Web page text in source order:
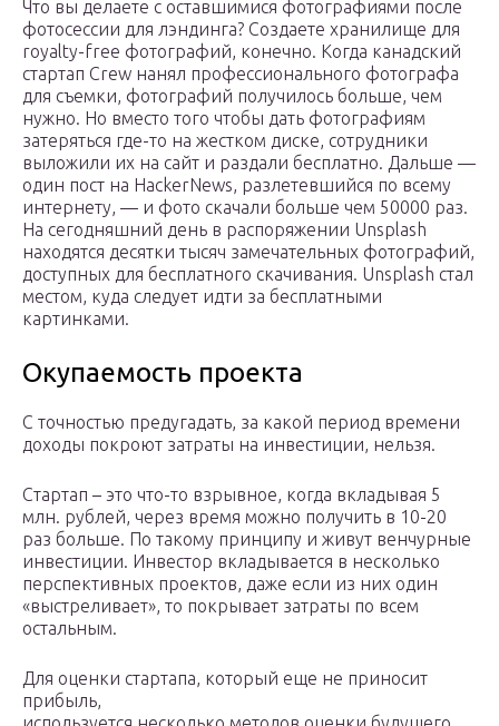
Что вы делаете с оставшимися фотографиями после
фотосессии для лэндинга? Создаете хранилище для
royalty-free фотографий, конечно. Когда канадский
стартап Crew нанял профессионального фотографа
для съемки, фотографий получилось больше, чем
нужно. Но вместо того чтобы дать фотографиям
затеряться где-то на жестком диске, сотрудники
выложили их на сайт и раздали бесплатно. Дальше —
один пост на HackerNews, разлетевшийся по всему
интернету, — и фото скачали больше чем 50000 раз.
На сегодняшний день в распоряжении Unsplash
находятся десятки тысяч замечательных фотографий,
доступных для бесплатного скачивания. Unsplash стал
местом, куда следует идти за бесплатными
картинками.
Окупаемость проекта
С точностью предугадать, за какой период времени
доходы покроют затраты на инвестиции, нельзя.
Стартап – это что-то взрывное, когда вкладывая 5
млн. рублей, через время можно получить в 10-20
раз больше. По такому принципу и живут венчурные
инвестиции. Инвестор вкладывается в несколько
перспективных проектов, даже если из них один
«выстреливает», то покрывает затраты по всем
остальным.
Для оценки стартапа, который еще не приносит
прибыль,